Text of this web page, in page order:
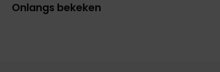
Onlangs bekeken